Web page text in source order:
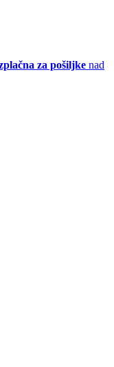
za pošiljke nad